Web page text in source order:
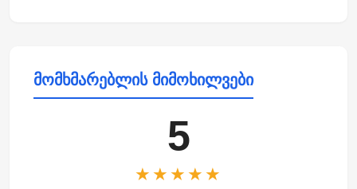
მომხმარებლის მიმოხილვები
5
★★★★★